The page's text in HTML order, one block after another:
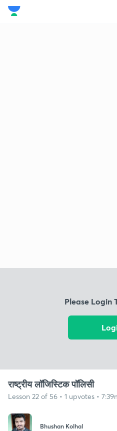
Please Login
राष्ट्रीय लॉजिस्टिक पॉलिसी
Lesson 22 of 56 • 1 upvotes •
Bhushan Kolhal